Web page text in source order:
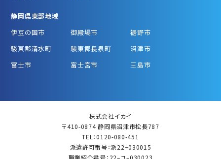
静岡県東部地域
伊豆の国市
御殿場市
裾野市
駿東郡清水町
駿東郡長泉町
沼津市
富士市
富士宮市 三島市
株式会社イカイ
〒410-0874 静岡県沼津市松長787
TEL：0120-080-451
派遣許可番号：派22−030015
職業紹介番号：22–ユ–030023